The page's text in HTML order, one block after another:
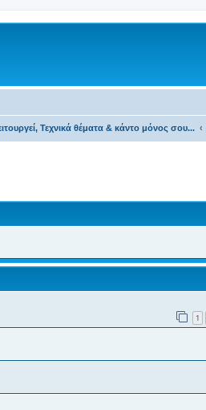
Τεχνικά θέματα & κάντο μόνος σου...
1